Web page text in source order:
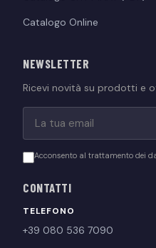
Catalogo Online
NEWSLETTER
Ricevi novità su prodotti e
Acconsento al trattamento dei
CONTATTI
TELEFONO
+39 080 536 7090